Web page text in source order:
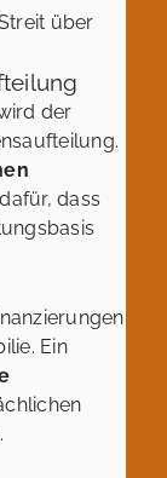
über
der
dass
Ein